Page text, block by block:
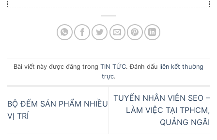
Bài viết này được đăng trong TIN TỨC. Đánh dấu liên kết thường
trực.
BỘ ĐẾM SẢN PHẨM NHIỀU
VỊ TRÍ
TUYỂN NHÂN VIÊN SEO –
LÀM VIỆC TẠI TPHCM,
QUẢNG NGÃI